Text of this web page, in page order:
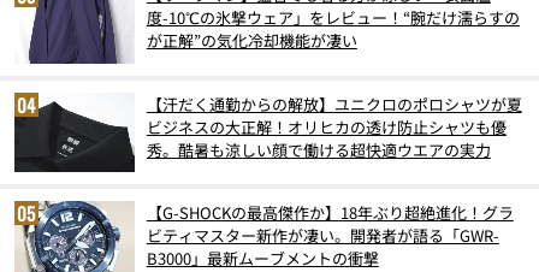
度-10℃の氷撃ウェア」をレビュー！“腕だけ濡らすの
が正解”の気化冷却機能が凄い
【汗だく通勤からの解放】ユニクロのポロシャツが夏
ビジネスの大正解！オリヒカの透け防止シャツも優
秀。酷暑も涼しい顔で働ける超快適ウエアの実力
【G-SHOCKの最高傑作か】18年ぶり超絶進化！グラ
ビティマスター新作が凄い。開発者が語る「GWR-
B3000」最新ムーブメントの衝撃